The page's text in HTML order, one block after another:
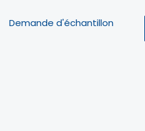
Demande d'échantillon